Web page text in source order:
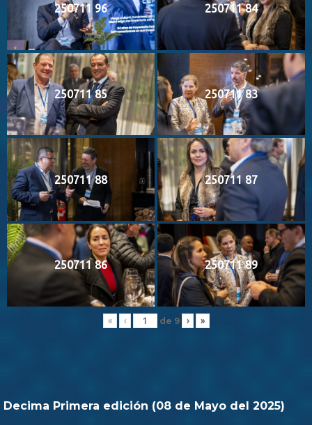
250711 96 250711 84
250711 85 250711 83
250711 88 250711 87
250711 86 250711 89
« ‹ de 9 › »
Decima Primera edición (08 de Mayo del 2025)